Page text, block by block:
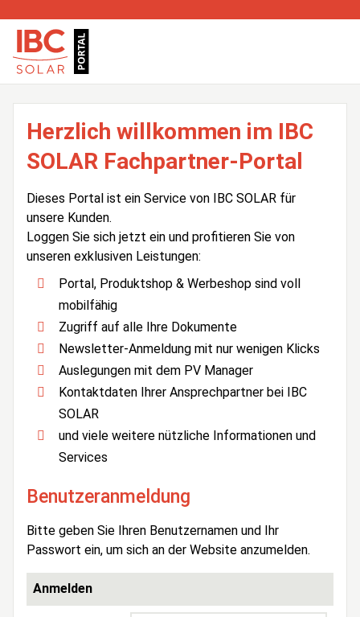
Herzlich willkommen im IBC
SOLAR Fachpartner-Portal
Dieses Portal ist ein Service von IBC SOLAR für
unsere Kunden.
Loggen Sie sich jetzt ein und profitieren Sie von
unseren exklusiven Leistungen:
Portal, Produktshop & Werbeshop sind voll
mobilfähig
Zugriff auf alle Ihre Dokumente
Newsletter-Anmeldung mit nur wenigen Klicks
Auslegungen mit dem PV Manager
Kontaktdaten Ihrer Ansprechpartner bei IBC
SOLAR
und viele weitere nützliche Informationen und
Services
Benutzeranmeldung
Bitte geben Sie Ihren Benutzernamen und Ihr
Passwort ein, um sich an der Website anzumelden.
Anmelden